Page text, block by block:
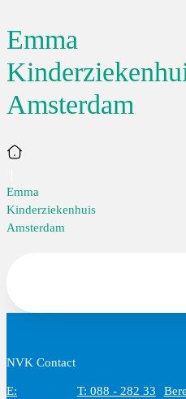
Emma
Amsterdam
Home
Emma
Kinderziekenhuis
Amsterdam
NVK Contact
E:
T: 088 - 282 33